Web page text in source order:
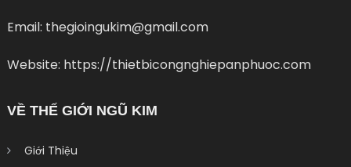
Email: thegioingukim@gmail.com
Website: https://thietbicongnghiepanphuoc.com
VỀ THẾ GIỚI NGŨ KIM
Giới Thiệu